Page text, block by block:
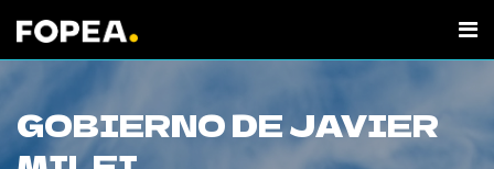
GOBIERNO DE JAVIER